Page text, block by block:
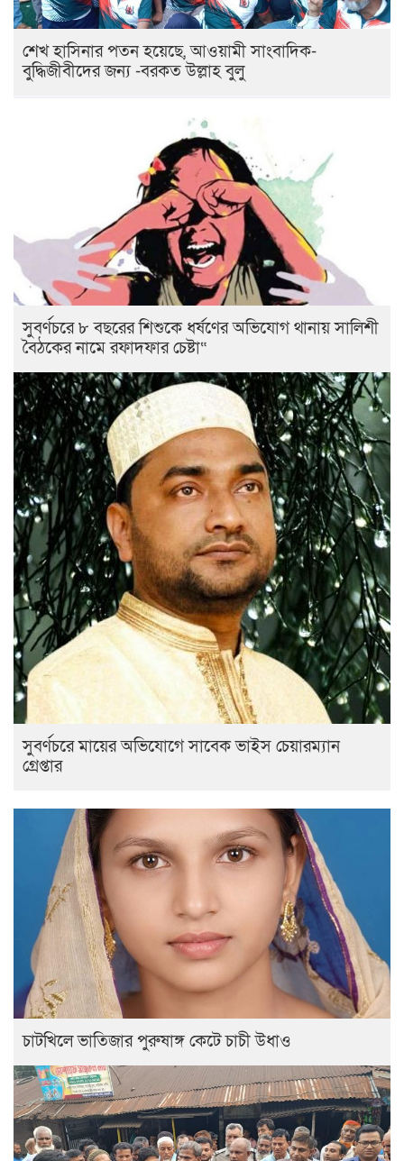
শেখ হাসিনার পতন হয়েছে, আওয়ামী সাংবাদিক-
বুদ্ধিজীবীদের জন্য -বরকত উল্লাহ বুলু
সুবর্ণচরে ৮ বছরের শিশুকে ধর্ষণের অভিযোগ থানায় সালিশী
বৈঠকের নামে রফাদফার চেষ্টা“
সুবর্ণচরে মায়ের অভিযোগে সাবেক ভাইস চেয়ারম্যান
গ্রেপ্তার
চাটখিলে ভাতিজার পুরুষাঙ্গ কেটে চাচী উধাও